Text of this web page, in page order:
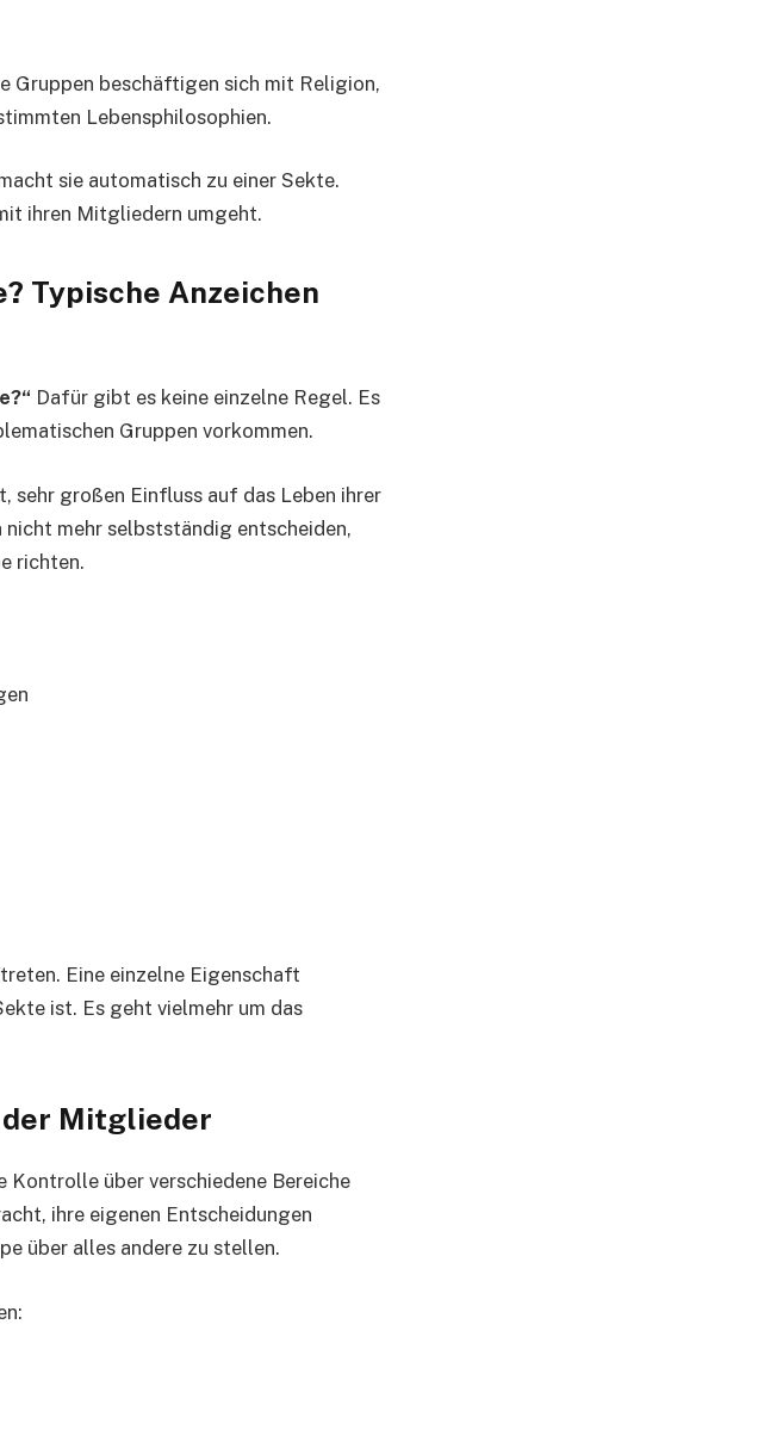
Gruppen beschäftigen sich mit Religion,
Lebensphilosophien.
sie automatisch zu einer Sekte.
ihren Mitgliedern umgeht.
Typische Anzeichen
Dafür gibt es keine einzelne Regel. Es
Gruppen vorkommen.
sehr großen Einfluss auf das Leben ihrer
mehr selbstständig entscheiden,
richten.
Eine einzelne Eigenschaft
ist. Es geht vielmehr um das
der Mitglieder
über verschiedene Bereiche
ihre eigenen Entscheidungen
über alles andere zu stellen.